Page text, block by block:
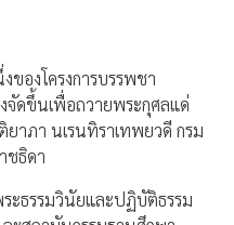
ของโครงการบรรพชา
ดขึ้นเพื่อถวายพระกุศลแด่
ยาภา นเรนทิราเทพยวดี กรม
ชธิดา
ะธรรมวินัยและปฏิบัติธรรม